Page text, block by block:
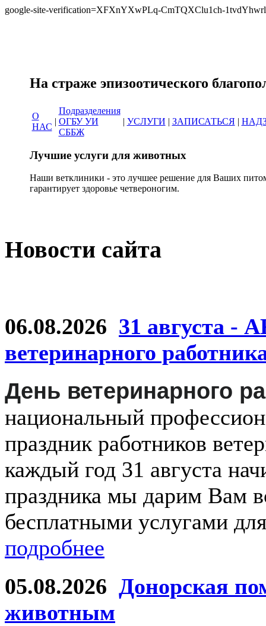
google-site-verification=XFXnYXwPLq-CmTQXClu1ch-
На страже
О
НАС
|
Подразделения
ОГБУ УИ
СББЖ
| УСЛУГИ | ЗАПИСАТЬСЯ |
Лучшие услуги для животных
Наши ветклиники - это лучшее решение для Ваших
гарантирует здоровье четвероногим.
Новости сайта
06.08.2026 31 августа -
ветеринарного
День ветеринарного
национальный
праздник работников
каждый год 31 августа
праздника мы дарим Вам
бесплатными услугами
подробнее
05.08.2026 Донорская
животным